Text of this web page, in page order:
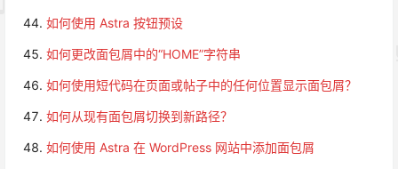
如何使用 Astra 按钮预设
如何更改面包屑中的“HOME”字符串
如何使用短代码在页面或帖子中的任何位置显示面包屑？
如何从现有面包屑切换到新路径？
如何使用 Astra 在 WordPress 网站中添加面包屑